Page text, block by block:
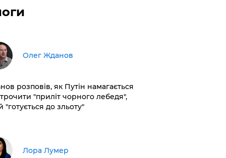
Олег Жданов
розповів, як Путін намагається
"приліт чорного лебедя",
"готується до зльоту"
​Лора Лумер